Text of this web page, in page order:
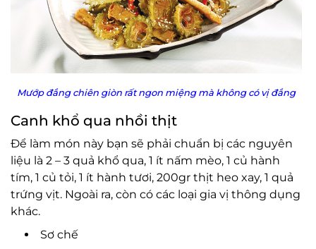
Mướp đắng chiên giòn rất ngon miệng mà không có vị đắng
Canh khổ qua nhồi thịt
Để làm món này bạn sẽ phải chuẩn bị các nguyên
liệu là 2 – 3 quả khổ qua, 1 ít nấm mèo, 1 củ hành
tím, 1 củ tỏi, 1 ít hành tươi, 200gr thịt heo xay, 1 quả
trứng vịt. Ngoài ra, còn có các loại gia vị thông dụng
khác.
Sơ chế